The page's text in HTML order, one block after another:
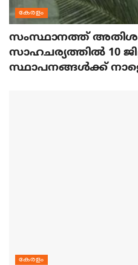
കേരളം
സംസ്ഥാനത്ത്
സാഹചര്യത്തിൽ 10
സ്ഥാപനങ്ങൾക്ക്
കേരളം